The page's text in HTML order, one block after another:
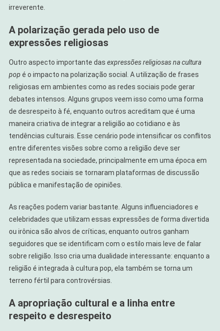
irreverente.
A polarização gerada pelo uso de
expressões religiosas
Outro aspecto importante das expressões religiosas na cultura
pop é o impacto na polarização social. A utilização de frases
religiosas em ambientes como as redes sociais pode gerar
debates intensos. Alguns grupos veem isso como uma forma
de desrespeito à fé, enquanto outros acreditam que é uma
maneira criativa de integrar a religião ao cotidiano e às
tendências culturais. Esse cenário pode intensificar os conflitos
entre diferentes visões sobre como a religião deve ser
representada na sociedade, principalmente em uma época em
que as redes sociais se tornaram plataformas de discussão
pública e manifestação de opiniões.
As reações podem variar bastante. Alguns influenciadores e
celebridades que utilizam essas expressões de forma divertida
ou irônica são alvos de críticas, enquanto outros ganham
seguidores que se identificam com o estilo mais leve de falar
sobre religião. Isso cria uma dualidade interessante: enquanto a
religião é integrada à cultura pop, ela também se torna um
terreno fértil para controvérsias.
A apropriação cultural e a linha entre
respeito e desrespeito